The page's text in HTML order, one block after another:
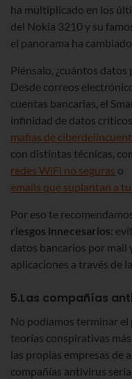
ha multiplicado en los
del Nokia 3210 y su
el panorama ha
Piénsalo, ¿cuántos
Desde correos
cuentas bancarias, el
infinidad de datos
mafias de
con distintas técnicas,
redes WiFi no seguras o
emails que suplantan a
Por eso te
riesgos innecesarios:
datos bancarios por mail
aplicaciones a través de
5.Las compañías
No podíamos terminar el
teorías conspirativas
las propias empresas de
compañías antivirus